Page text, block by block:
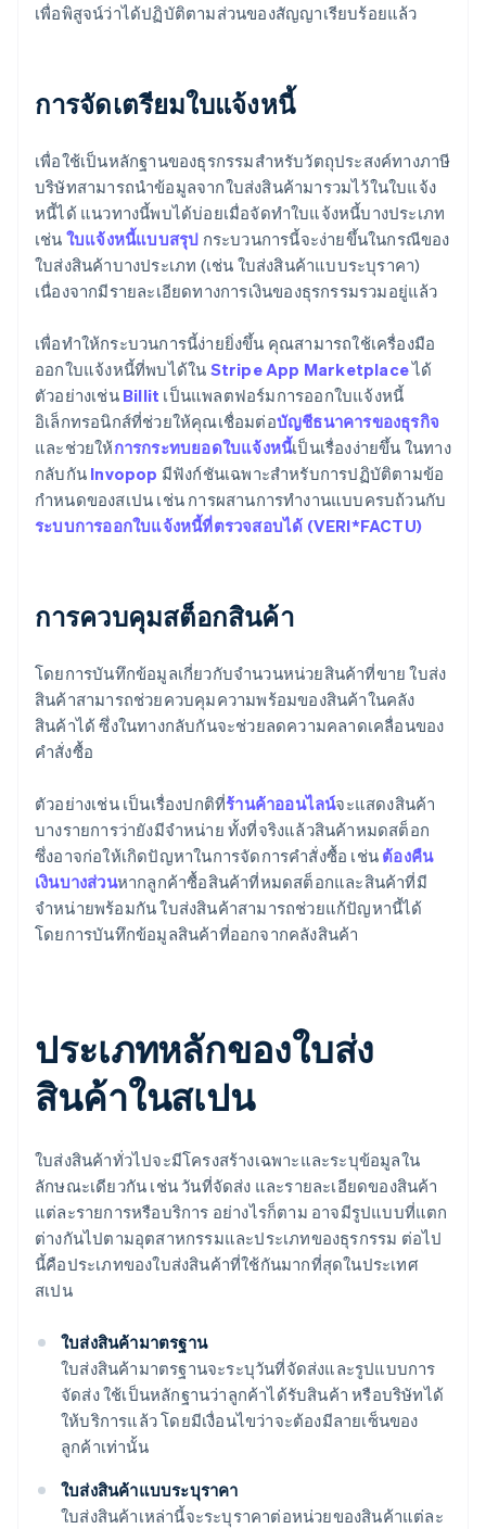
เพื่อพิสูจน์ว่าได้ปฏิบัติตามส่วนของสัญญาเรียบร้อยแล้ว
การจัดเตรียมใบแจ้งหนี้
เพื่อใช้เป็นหลักฐานของธุรกรรมสำหรับวัตถุประสงค์ทางภาษี
บริษัทสามารถนำข้อมูลจากใบส่งสินค้ามารวมไว้ในใบแจ้ง
หนี้ได้ แนวทางนี้พบได้บ่อยเมื่อจัดทำใบแจ้งหนี้บางประเภท
เช่น ใบแจ้งหนี้แบบสรุป กระบวนการนี้จะง่ายขึ้นในกรณีของ
ใบส่งสินค้าบางประเภท (เช่น ใบส่งสินค้าแบบระบุราคา)
เนื่องจากมีรายละเอียดทางการเงินของธุรกรรมรวมอยู่แล้ว
เพื่อทำให้กระบวนการนี้ง่ายยิ่งขึ้น คุณสามารถใช้เครื่องมือ
ออกใบแจ้งหนี้ที่พบได้ใน Stripe App Marketplaceได้
ตัวอย่างเช่น Billit เป็นแพลตฟอร์มการออกใบแจ้งหนี้
อิเล็กทรอนิกส์ที่ช่วยให้คุณเชื่อมต่อบัญชีธนาคารของธุรกิจ
และช่วยให้การกระทบยอดใบแจ้งหนี้เป็นเรื่องง่ายขึ้น ในทาง
กลับกัน Invopop มีฟังก์ชันเฉพาะสำหรับการปฏิบัติตามข้อ
กำหนดของสเปน เช่น การผสานการทำงานแบบครบถ้วนกับ
ระบบการออกใบแจ้งหนี้ที่ตรวจสอบได้ (VERI*FACTU)
การควบคุมสต็อกสินค้า
โดยการบันทึกข้อมูลเกี่ยวกับจำนวนหน่วยสินค้าที่ขาย ใบส่ง
สินค้าสามารถช่วยควบคุมความพร้อมของสินค้าในคลัง
สินค้าได้ ซึ่งในทางกลับกันจะช่วยลดความคลาดเคลื่อนของ
คำสั่งซื้อ
ตัวอย่างเช่น เป็นเรื่องปกติที่ร้านค้าออนไลน์จะแสดงสินค้า
บางรายการว่ายังมีจำหน่าย ทั้งที่จริงแล้วสินค้าหมดสต็อก
ซึ่งอาจก่อให้เกิดปัญหาในการจัดการคำสั่งซื้อ เช่น ต้องคืน
เงินบางส่วนหากลูกค้าซื้อสินค้าที่หมดสต็อกและสินค้าที่มี
จำหน่ายพร้อมกัน ใบส่งสินค้าสามารถช่วยแก้ปัญหานี้ได้
โดยการบันทึกข้อมูลสินค้าที่ออกจากคลังสินค้า
ประเภทหลักของใบส่ง
สินค้าในสเปน
ใบส่งสินค้าทั่วไปจะมีโครงสร้างเฉพาะและระบุข้อมูลใน
ลักษณะเดียวกัน เช่น วันที่จัดส่ง และรายละเอียดของสินค้า
แต่ละรายการหรือบริการ อย่างไรก็ตาม อาจมีรูปแบบที่แตก
ต่างกันไปตามอุตสาหกรรมและประเภทของธุรกรรม ต่อไป
นี้คือประเภทของใบส่งสินค้าที่ใช้กันมากที่สุดในประเทศ
สเปน
ใบส่งสินค้ามาตรฐาน
ใบส่งสินค้ามาตรฐานจะระบุวันที่จัดส่งและรูปแบบการ
จัดส่ง ใช้เป็นหลักฐานว่าลูกค้าได้รับสินค้า หรือบริษัทได้
ให้บริการแล้ว โดยมีเงื่อนไขว่าจะต้องมีลายเซ็นของ
ลูกค้าเท่านั้น
ใบส่งสินค้าแบบระบุราคา
ใบส่งสินค้าเหล่านี้จะระบุราคาต่อหน่วยของสินค้าแต่ละ